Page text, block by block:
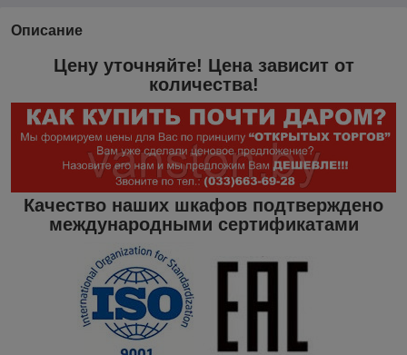
Описание
Цену уточняйте! Цена зависит от
количества!
Качество наших шкафов подтверждено
международными сертификатами